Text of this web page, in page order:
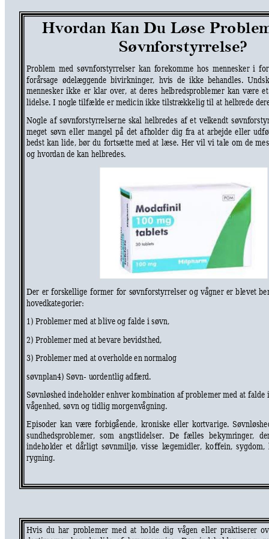
Hvordan Kan Du Løse
Søvnforstyrrelse?
Problem med søvnforstyrrelser kan forekomme hos mennesker i fo
forårsage  ødelæggende bivirkninger,  hvis de ikke behandles.
mennesker ikke er klar over, at deres helbredsproblemer kan være et
lidelse. I nogle tilfælde er medicin ikke tilstrækkelig til at helbrede
Nogle af søvnforstyrrelserne skal helbredes af et velkendt
meget søvn eller mangel på det afholder dig fra at arbejde eller
bedst kan lide, bør du fortsætte med at læse. Her vil vi tale om de
og hvordande kan helbredes.
Der er forskellige former for søvnforstyrrelser og vågner er blevet be
hovedkategorier:
1) Problemermed at blive og falde isøvn,
2) Problemermed at bevare bevidsthed,
3) Problemermed at overholde en normalog
søvnplan4) Søvn- uordentlig adfærd.
Søvnløshed indeholder enhver kombination af problemer med at falde
vågenhed, søvn og tidligmorgenvågning.
Episoder kan være forbigående, kroniske eller kortvarige.
sundhedsproblemer, som angstlidelser. De fælles bekymringer,
indeholder et dårligt søvnmiljø, visse lægemidler, koffein, sygdom,
rygning.
Hvis du har problemer med at holde dig vågen eller praktiserer